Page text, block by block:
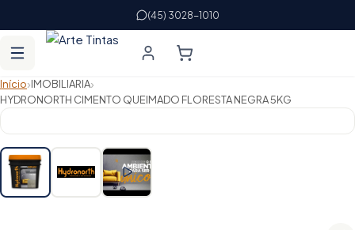
(45) 3028-1010
Início›IMOBILIARIA›
HYDRONORTH CIMENTO QUEIMADO FLORESTA NEGRA 5KG